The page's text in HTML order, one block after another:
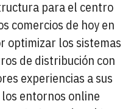
para el centro
comercios de hoy en
optimizar los sistemas
de distribución con
experiencias a sus
entornos online